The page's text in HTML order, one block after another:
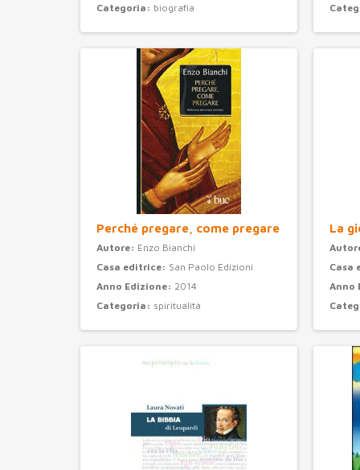
Categoria: biografia
Perché pregare, come pregare
Autore: Enzo Bianchi
Casa editrice: San Paolo Edizioni
Anno Edizione: 2014
Categoria: spiritualità
La
Casa
Anno